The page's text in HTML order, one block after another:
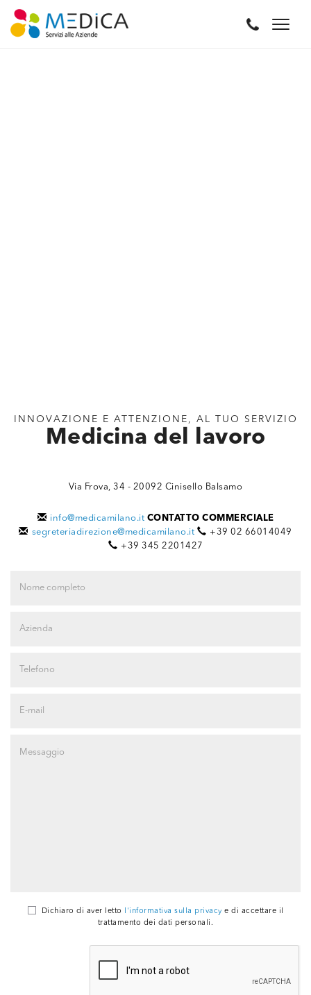
INNOVAZIONE E ATTENZIONE, AL TUO SERVIZIO
Medicina del lavoro
Via Frova, 34 - 20092 Cinisello Balsamo
info@medicamilano.it CONTATTO COMMERCIALE
segreteriadirezione@medicamilano.it
+39 02 66014049
+39 345 2201427
Dichiaro di aver letto l'informativa sulla privacy e di accettare il
trattamento dei dati personali.